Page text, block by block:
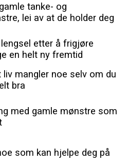
tanke- og
lei av at de holder deg
etter å frigjøre
en helt ny fremtid
mangler noe selv om du
bra
med gamle mønstre som
som kan hjelpe deg på